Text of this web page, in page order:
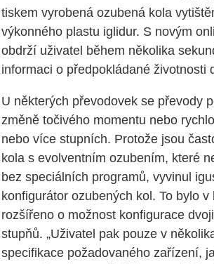
tiskem vyrobená ozubená kola
výkonného plastu iglidur. S novým
obdrží uživatel během několika
informaci o předpokládané životnosti
U některých převodovek se převody
změně točivého momentu nebo
nebo více stupních. Protože jsou
kola s evolventním ozubením, které
bez speciálních programů, vyvinul
konfigurátor ozubených kol. To bylo v
rozšířeno o možnost konfigurace
stupňů. „Uživatel pak pouze v
specifikace požadovaného zařízení,